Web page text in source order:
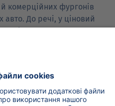
комерційних фургонів
авто. До речі, у ціновий
характеристик та
вище.
та дилерів, що
засобів.